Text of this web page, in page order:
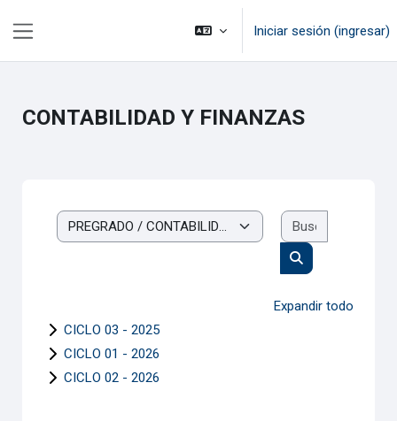
Iniciar sesión (ingresar)
CONTABILIDAD Y FINANZAS
Categorías
Buscar cursos
Expandir todo
CICLO 03 - 2025
CICLO 01 - 2026
CICLO 02 - 2026